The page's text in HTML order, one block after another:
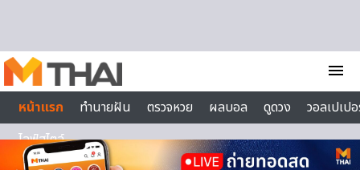
menu
หน้าแรก
ทำนายฝัน ตรวจหวย ผลบอล ดูดวง
วอลเปเป
ไลฟ์สไตล์